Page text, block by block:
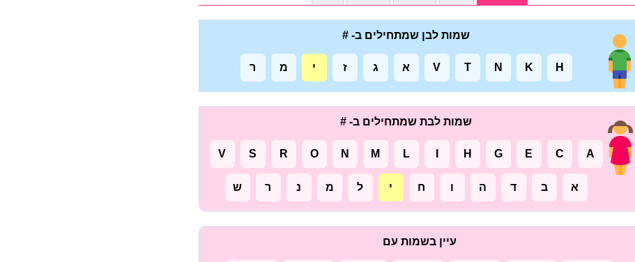
שמות לבן שמתחילים ב- #
H
K
N
T
V א ג ז י מ ר
שמות לבת שמתחילים ב- #
A
C
E
G
H
L
M
N
O
R
S
V
א ב ד ה ו ח י ל מ נ ר ש
עיין בשמות עם